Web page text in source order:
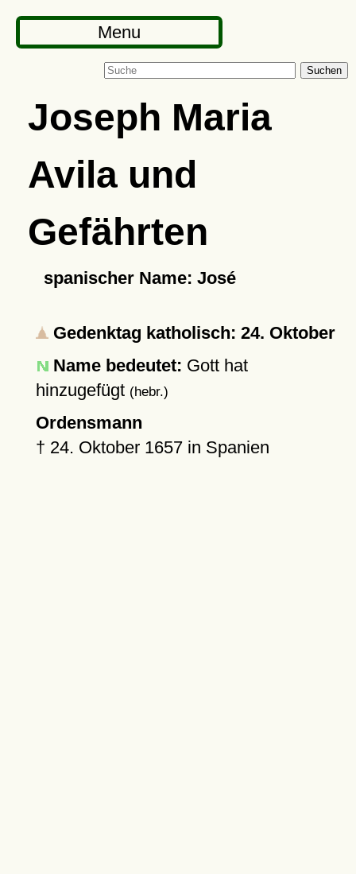
Menu
Suchen
Joseph Maria
Avila und
Gefährten
spanischer Name: José
Gedenktag katholisch: 24. Oktober
Name bedeutet: Gott hat
hinzugefügt (hebr.)
Ordensmann
† 24. Oktober 1657in Spanien